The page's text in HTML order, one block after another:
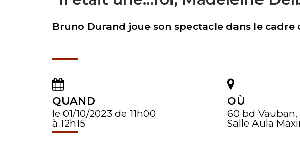
Bruno Durand joue son spectacle dans le cadre
QUAND
le 01/10/2023 de 11h00
à 12h15
OÙ
60 bd Vauban,
Salle Aula